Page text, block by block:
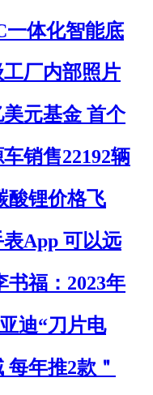
体化智能底
厂内部照片
元基金 首个
销售22192辆
酸锂价格飞
App 可以远
书福：2023年
迪“刀片电
年推2款＂